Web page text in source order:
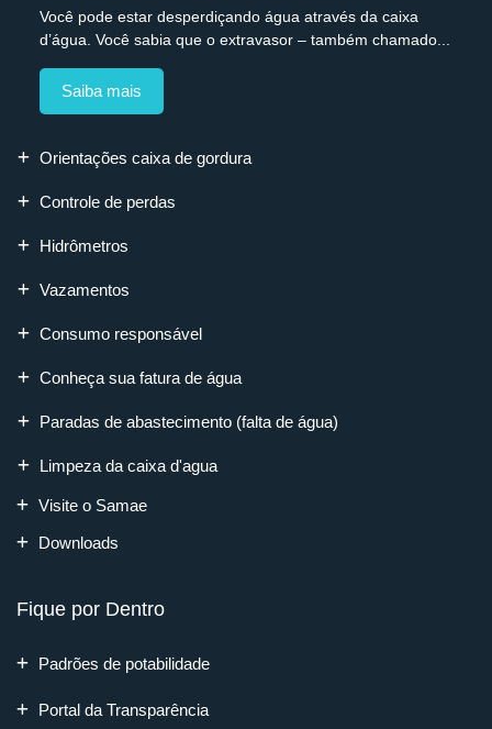
Você pode estar desperdiçando água através da caixa
d’água. Você sabia que o extravasor – também chamado...
Saiba mais
Orientações caixa de gordura
Controle de perdas
Hidrômetros
Vazamentos
Consumo responsável
Conheça sua fatura de água
Paradas de abastecimento (falta de água)
Limpeza da caixa d'agua
Visite o Samae
Downloads
Fique por Dentro
Padrões de potabilidade
Portal da Transparência